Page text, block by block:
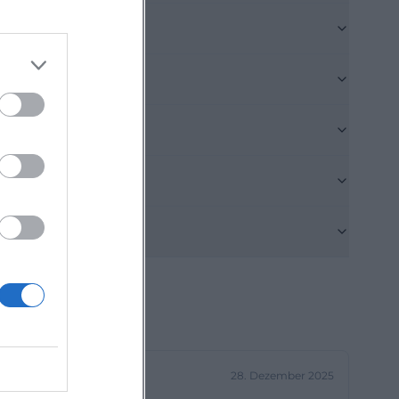
und 25
Von 2 bis 5
4 Euro für
([weidener-
Kind im
Euro pro Kind
Ehrentag
im
kaufen. Das
Lösung für
den Weg
28. Dezember 2025